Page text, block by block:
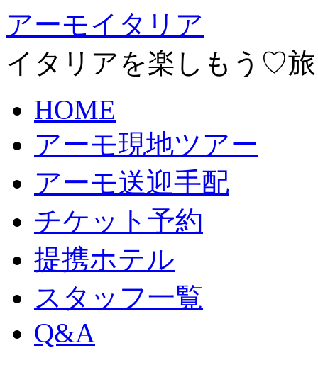
アーモイタリア
イタリアを楽しもう♡
HOME
アーモ現地ツアー
アーモ送迎手配
チケット予約
提携ホテル
スタッフ一覧
Q&A